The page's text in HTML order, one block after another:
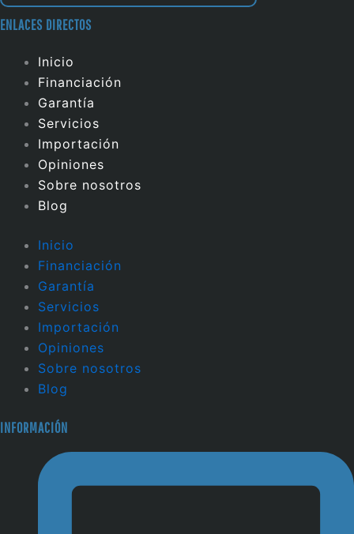
ENLACES DIRECTOS
Inicio
Financiación
Garantía
Servicios
Importación
Opiniones
Sobre nosotros
Blog
Inicio
Financiación
Garantía
Servicios
Importación
Opiniones
Sobre nosotros
Blog
INFORMACIÓN